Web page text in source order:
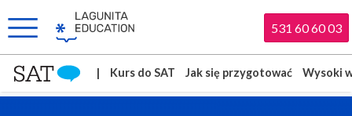
531 60 60 03
| Kurs do SAT Jak się przygotować Wysoki